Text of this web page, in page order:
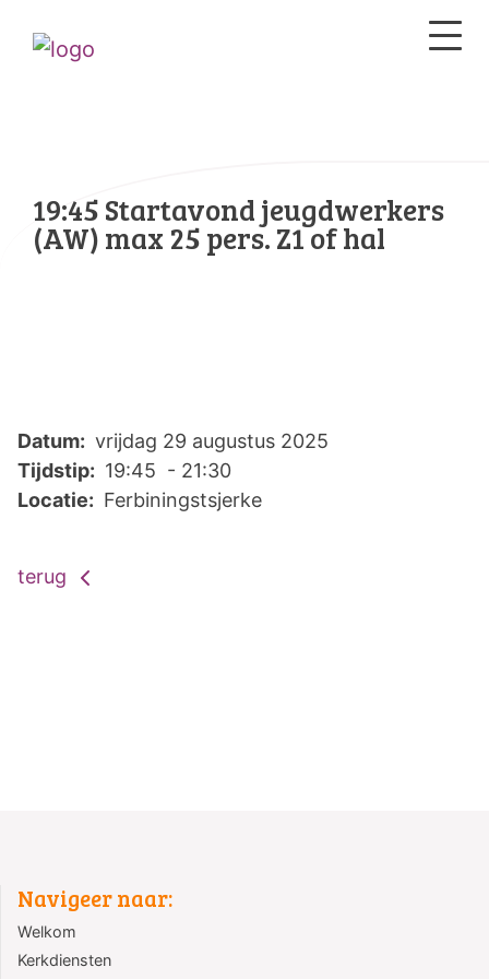
19:45 Startavond jeugdwerkers
(AW) max 25 pers. Z1 of hal
Datum: vrijdag 29 augustus 2025
Tijdstip: 19:45 - 21:30
Locatie: Ferbiningstsjerke
terug
Navigeer naar:
Welkom
Kerkdiensten